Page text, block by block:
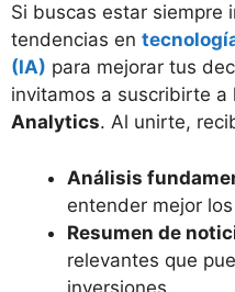
Si buscas estar siempre
tendencias en
(IA) para mejorar tus
invitamos a suscribirte a
Analytics. Al unirte,
Análisis
entender mejor
Resumen de
relevantes que
inversiones.